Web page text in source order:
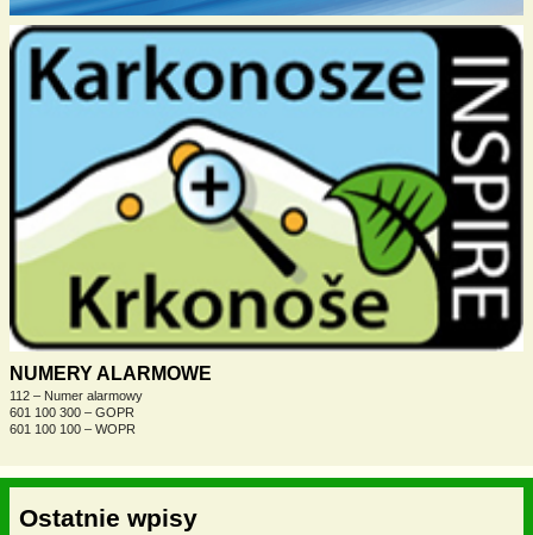
NUMERY ALARMOWE
112 – Numer alarmowy
601 100 300 – GOPR
601 100 100 – WOPR
Ostatnie wpisy